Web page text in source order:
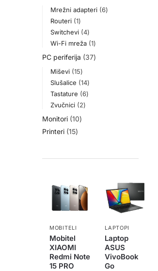
Mrežni adapteri 6
Routeri 1
Switchevi 4
Wi-Fi mreža 1
PC periferija 37
Miševi 15
Slušalice
14
Tastature
6
Zvučnici
2
Monitori 10
Printeri 15
MOBITELI
Mobitel
XIAOMI
Redmi Note
15 PRO
LAPTOPI
Laptop
ASUS
VivoBook
Go